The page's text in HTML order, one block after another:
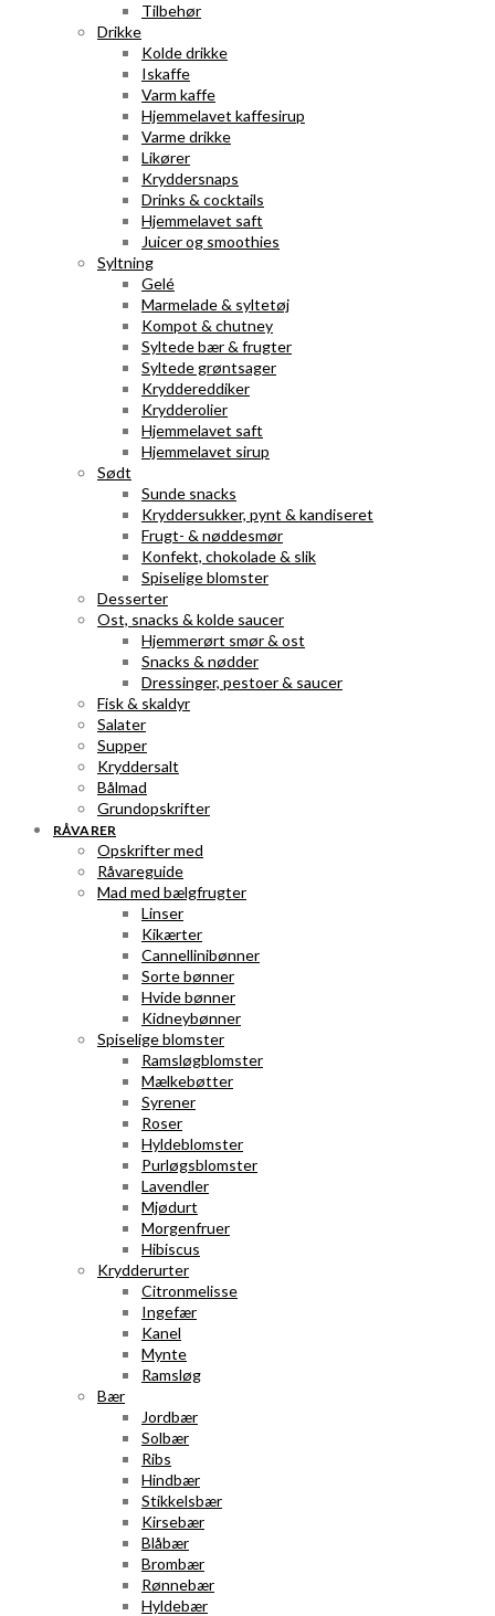
Tilbehør
Drikke
Kolde drikke
Iskaffe
Varm kaffe
Hjemmelavet kaffesirup
Varme drikke
Likører
Kryddersnaps
Drinks & cocktails
Hjemmelavet saft
Juicer og smoothies
Syltning
Gelé
Marmelade & syltetøj
Kompot & chutney
Syltede bær & frugter
Syltede grøntsager
Kryddereddiker
Krydderolier
Hjemmelavet saft
Hjemmelavet sirup
Sødt
Sunde snacks
Kryddersukker, pynt & kandiseret
Frugt- & nøddesmør
Konfekt, chokolade & slik
Spiselige blomster
Desserter
Ost, snacks & kolde saucer
Hjemmerørt smør & ost
Snacks & nødder
Dressinger, pestoer & saucer
Fisk & skaldyr
Salater
Supper
Kryddersalt
Bålmad
Grundopskrifter
RÅVARER
Opskrifter med
Råvareguide
Mad med bælgfrugter
Linser
Kikærter
Cannellinibønner
Sorte bønner
Hvide bønner
Kidneybønner
Spiselige blomster
Ramsløgblomster
Mælkebøtter
Syrener
Roser
Hyldeblomster
Purløgsblomster
Lavendler
Mjødurt
Morgenfruer
Hibiscus
Krydderurter
Citronmelisse
Ingefær
Kanel
Mynte
Ramsløg
Bær
Jordbær
Solbær
Ribs
Hindbær
Stikkelsbær
Kirsebær
Blåbær
Brombær
Rønnebær
Hyldebær